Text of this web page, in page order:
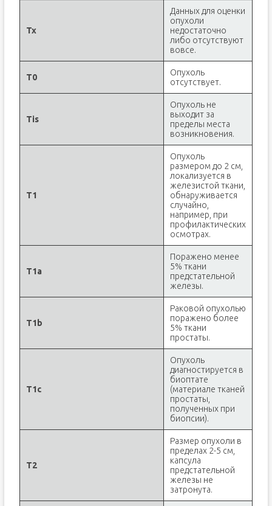
Tx
Данных для оценки
опухоли
недостаточно
либо отсутствуют
вовсе.
T0
Опухоль
отсутствует.
Tis
Опухоль не
выходит за
пределы места
возникновения.
Т1
Опухоль
размером до 2 см,
локализуется в
железистой ткани,
обнаруживается
случайно,
например, при
профилактических
осмотрах.
T1a
Поражено менее
5% ткани
предстательной
железы.
T1b
Раковой опухолью
поражено более
5% ткани
простаты.
T1c
Опухоль
диагностируется в
биоптате
(материале тканей
простаты,
полученных при
биопсии).
T2
Размер опухоли в
пределах 2-5 см,
капсула
предстательной
железы не
затронута.